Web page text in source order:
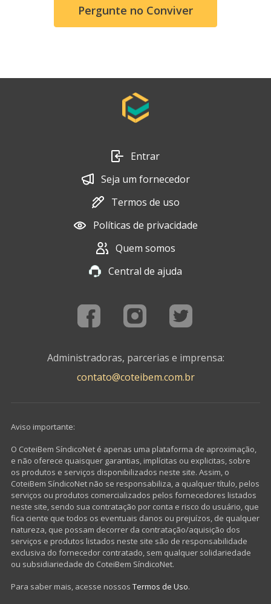
Pergunte no Conviver
Entrar
Seja um fornecedor
Termos de uso
Políticas de privacidade
Quem somos
Central de ajuda
Administradoras, parcerias e imprensa:
contato@coteibem.com.br
Aviso importante:
O CoteiBem SíndicoNet é apenas uma plataforma de aproximação,
e não oferece quaisquer garantias, implícitas ou explicitas, sobre
os produtos e serviços disponibilizados neste site. Assim, o
CoteiBem SíndicoNet não se responsabiliza, a qualquer título, pelos
serviços ou produtos comercializados pelos fornecedores listados
neste site, sendo sua contratação por conta e risco do usuário, que
fica ciente que todos os eventuais danos ou prejuízos, de qualquer
natureza, que possam decorrer da contratação/aquisição dos
serviços e produtos listados neste site são de responsabilidade
exclusiva do fornecedor contratado, sem qualquer solidariedade
ou subsidiariedade do CoteiBem SíndicoNet.
Para saber mais, acesse nossos Termos de Uso.